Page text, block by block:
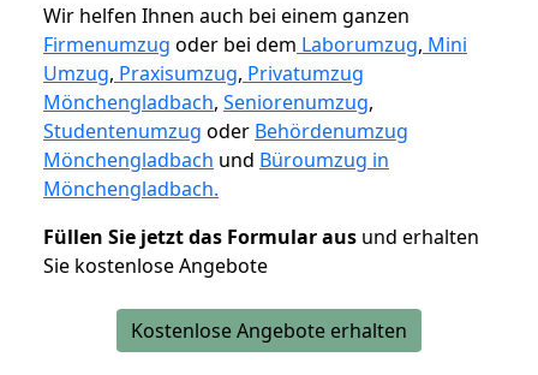
Wir helfen Ihnen auch bei einem ganzen
Firmenumzug oder bei dem Laborumzug, Mini
Umzug, Praxisumzug, Privatumzug
Mönchengladbach, Seniorenumzug,
Studentenumzug oder Behördenumzug
Mönchengladbach und Büroumzug in
Mönchengladbach.
Füllen Sie jetzt das Formular aus und erhalten
Sie kostenlose Angebote
Kostenlose Angebote erhalten